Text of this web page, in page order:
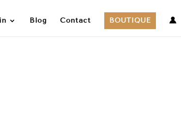
Blog Contact BOUTIQUE